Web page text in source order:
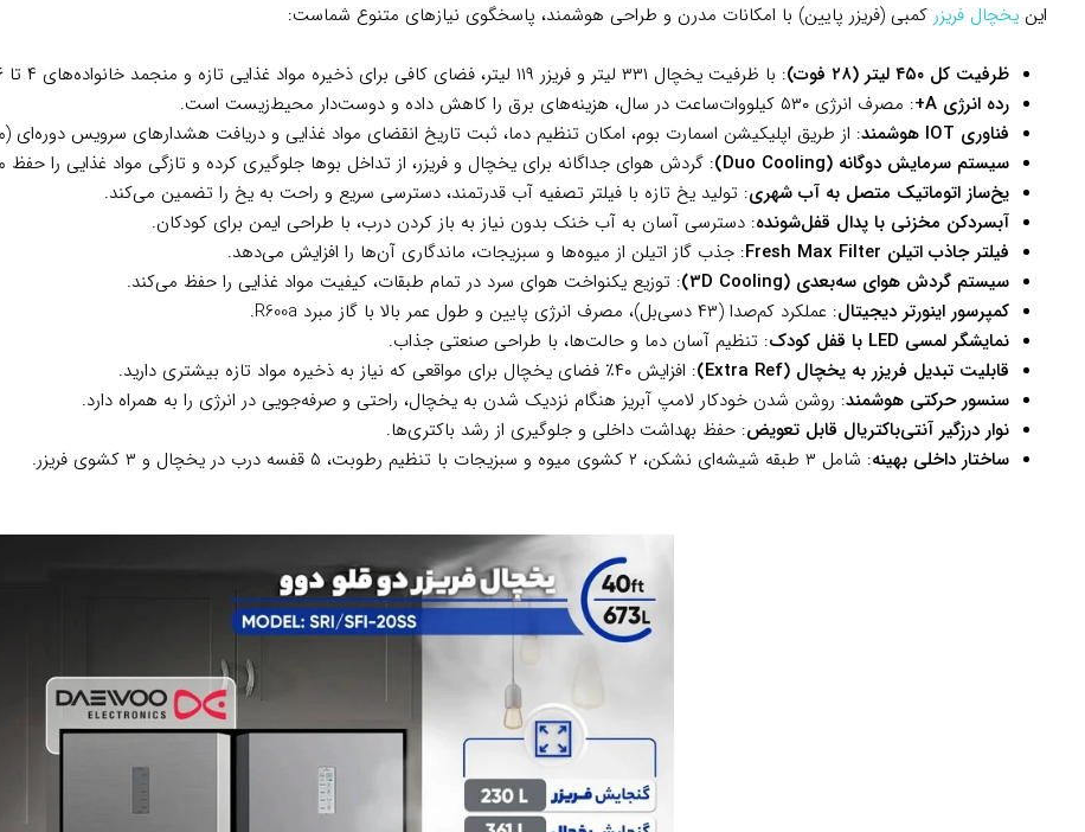
این یخچال فریزر کمبی (فریزر پایین) با امکانات مدرن و طراحی هوشمند، پاسخگوی نیازهای متنوع شماست:
ظرفیت کل ۴۵۰ لیتر (۲۸ فوت)
: با ظرفیت یخچال ۳۳۱ لیتر و فریزر ۱۱۹ لیتر، فضای کافی برای ذخیره مواد غذایی تازه و منجمد خانواده‌های ۴ تا ۶ نفره فراهم می‌کند.
رده انرژی A+
: مصرف انرژی ۵۳۰ کیلووات‌ساعت در سال، هزینه‌های برق را کاهش داده و دوست‌دار محیط‌زیست است.
فناوری IOT هوشمند
: از طریق اپلیکیشن اسمارت بوم، امکان تنظیم دما، ثبت تاریخ انقضای مواد غذایی و دریافت هشدارهای سرویس دوره‌ای
سیستم سرمایش دوگانه (Duo Cooling)
: گردش هوای جداگانه برای یخچال و فریزر، از تداخل بوها جلوگیری کرده و تازگی مواد غذایی را حفظ
یخ‌ساز اتوماتیک متصل به آب شهری: تولید یخ تازه با فیلتر تصفیه آب قدرتمند، دسترسی سریع و راحت به یخ را تضمین می‌کند.
آبسردکن مخزنی با پدال قفل‌شونده: دسترسی آسان به آب خنک بدون نیاز به باز کردن درب، با طراحی ایمن برای کودکان.
فیلتر جاذب اتیلن Fresh Max Filter
: جذب گاز اتیلن از میوه‌ها و سبزیجات، ماندگاری آن‌ها را افزایش می‌دهد.
سیستم گردش هوای سه‌بعدی (3D Cooling)
: توزیع یکنواخت هوای سرد در تمام طبقات، کیفیت مواد غذایی را حفظ می‌کند.
کمپرسور اینورتر دیجیتال: عملکرد کم‌صدا (۴۳ دسی‌بل)، مصرف انرژی پایین و طول عمر بالا با گاز مبرد R600a.
نمایشگر لمسی LED با قفل کودک
: تنظیم آسان دما و حالت‌ها، با طراحی صنعتی جذاب.
قابلیت تبدیل فریزر به یخچال (Extra Ref)
: افزایش ۴۰٪ فضای یخچال برای مواقعی که نیاز به ذخیره مواد تازه بیشتری دارید.
سنسور حرکتی هوشمند: روشن شدن خودکار لامپ آبریز هنگام نزدیک شدن به یخچال، راحتی و صرفه‌جویی در انرژی را به همراه دارد.
نوار درزگیر آنتی‌باکتریال قابل تعویض: حفظ بهداشت داخلی و جلوگیری از رشد باکتری‌ها.
ساختار داخلی بهینه: شامل ۳ طبقه شیشه‌ای نشکن، ۲ کشوی میوه و سبزیجات با تنظیم رطوبت، ۵ قفسه درب در یخچال و ۳ کشوی فریزر.